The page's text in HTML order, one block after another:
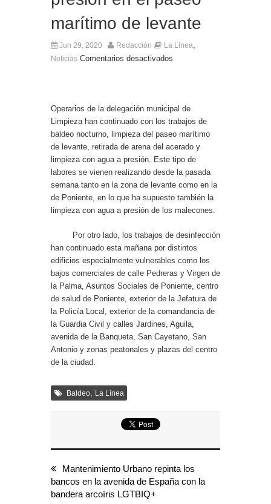
A punto de concluir la segunda fase del acerado
de Aguas Marinas, se cierran aspectos de la
tercera fase
marítimo de levante
Jun 29, 2020 Redacción La Línea,
Noticias Comentarios desactivados
Operarios de la delegación municipal de
Limpieza han continuado con los trabajos de
baldeo nocturno, limpieza del paseo marítimo
de levante, retirada de arena del acerado y
limpieza con agua a presión. Este tipo de
labores se vienen realizando desde la pasada
semana tanto en la zona de levante como en la
de Poniente, en lo que ha supuesto también la
limpieza con agua a presión de los malecones.
Por otro lado, los trabajos de desinfección
han continuado esta mañana por distintos
edificios especialmente vulnerables como los
bajos comerciales de calle Pedreras y Virgen de
la Palma, Asuntos Sociales de Poniente, centro
de salud de Poniente, exterior de la Jefatura de
la Policía Local, exterior de la comandancia de
la Guardia Civil y calles Jardines, Aguila,
avenida de la Banqueta, San Cayetano, San
Antonio y zonas peatonales y plazas del centro
de la ciudad.
Baldeo, La Línea
Mantenimiento Urbano repinta los
bancos en la avenida de España con la
bandera arcoíris LGTBIQ+